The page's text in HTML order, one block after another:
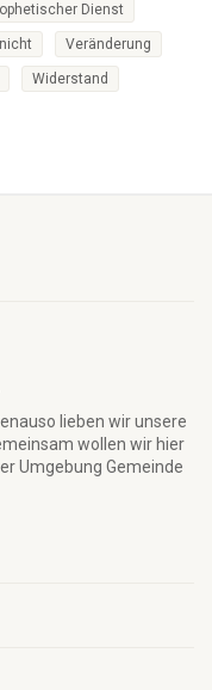
Dienst
Veränderung
Widerstand
lieben wir unsere
wollen wir hier
Umgebung Gemeinde